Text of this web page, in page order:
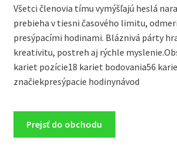
Všetci členovia tímu vymýšľajú heslá
prebieha v tiesni časového limitu,
presýpacími hodinami. Bláznivá párty
kreativitu, postreh aj rýchle
kariet pozície18 kariet bodovania56
značiekpresýpacie hodinynávod
Prejsť do obchodu